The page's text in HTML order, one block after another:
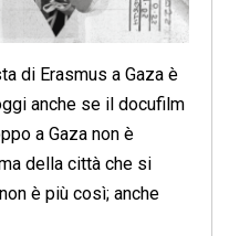
di Erasmus a Gaza è
anche se il docufilm
a Gaza non è
della città che si
è più così; anche